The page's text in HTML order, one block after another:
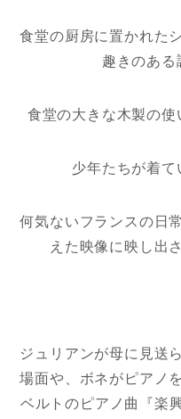
食堂の厨房に置かれた
趣きのある
食堂の大きな木製の使
少年たちが着て
何気ないフランスの日
えた映像に映し出
ジュリアンが母に見送
場面や、ボネがピアノ
ベルトのピアノ曲『楽